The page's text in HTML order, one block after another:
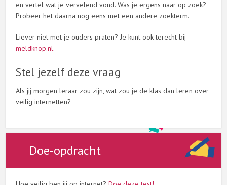
en vertel wat je vervelend vond. Was je ergens naar op zoek?
Probeer het daarna nog eens met een andere zoekterm.
Liever niet met je ouders praten? Je kunt ook terecht bij
meldknop.nl.
Stel jezelf deze vraag
Als jij morgen leraar zou zijn, wat zou je de klas dan leren over
veilig internetten?
Doe-opdracht